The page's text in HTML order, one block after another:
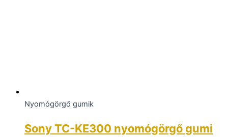
Nyomógörgő gumik
Sony TC-KE300 nyomógörgő gumi